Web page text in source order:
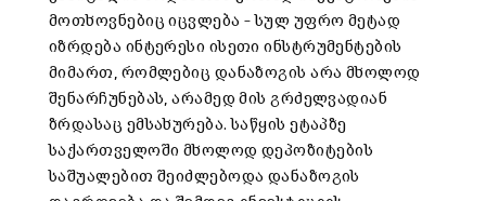
მოთხოვნებიც იცვლება – სულ უფრო მეტად
იზრდება ინტერესი ისეთი ინსტრუმენტების
მიმართ, რომლებიც დანაზოგის არა მხოლოდ
შენარჩუნებას, არამედ მის გრძელვადიან
ზრდასაც ემსახურება. საწყის ეტაპზე
საქართველოში მხოლოდ დეპოზიტების
საშუალებით შეიძლებოდა დანაზოგის